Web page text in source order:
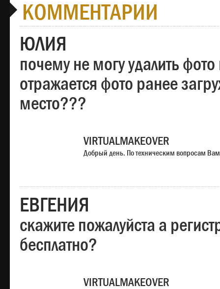
КОММЕНТАРИИ
ЮЛИЯ
почему не могу удалить
отражается фото ранее
место???
VIRTUALMAKEOVER
Добрый день. По техническим вопросам
ЕВГЕНИЯ
скажите пожалуйста а
бесплатно?
VIRTUALMAKEOVER